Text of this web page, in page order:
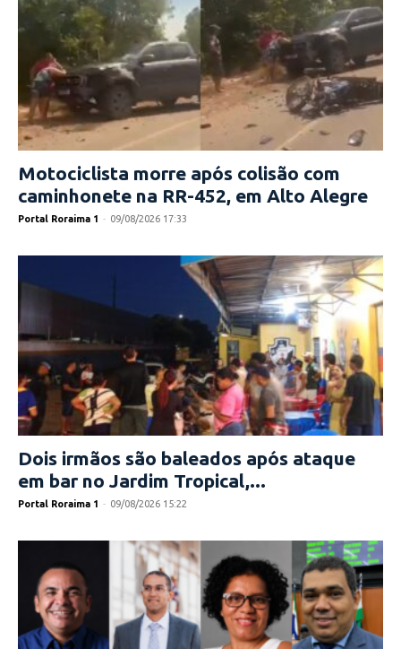
Motociclista morre após colisão com
caminhonete na RR-452, em Alto Alegre
Portal Roraima 1 - 09/08/2026 17:33
Dois irmãos são baleados após ataque
em bar no Jardim Tropical,...
Portal Roraima 1 - 09/08/2026 15:22